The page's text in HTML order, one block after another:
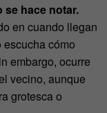
se hace notar.
en cuando llegan
cómo
embargo, ocurre
vecino, aunque
grotesca o